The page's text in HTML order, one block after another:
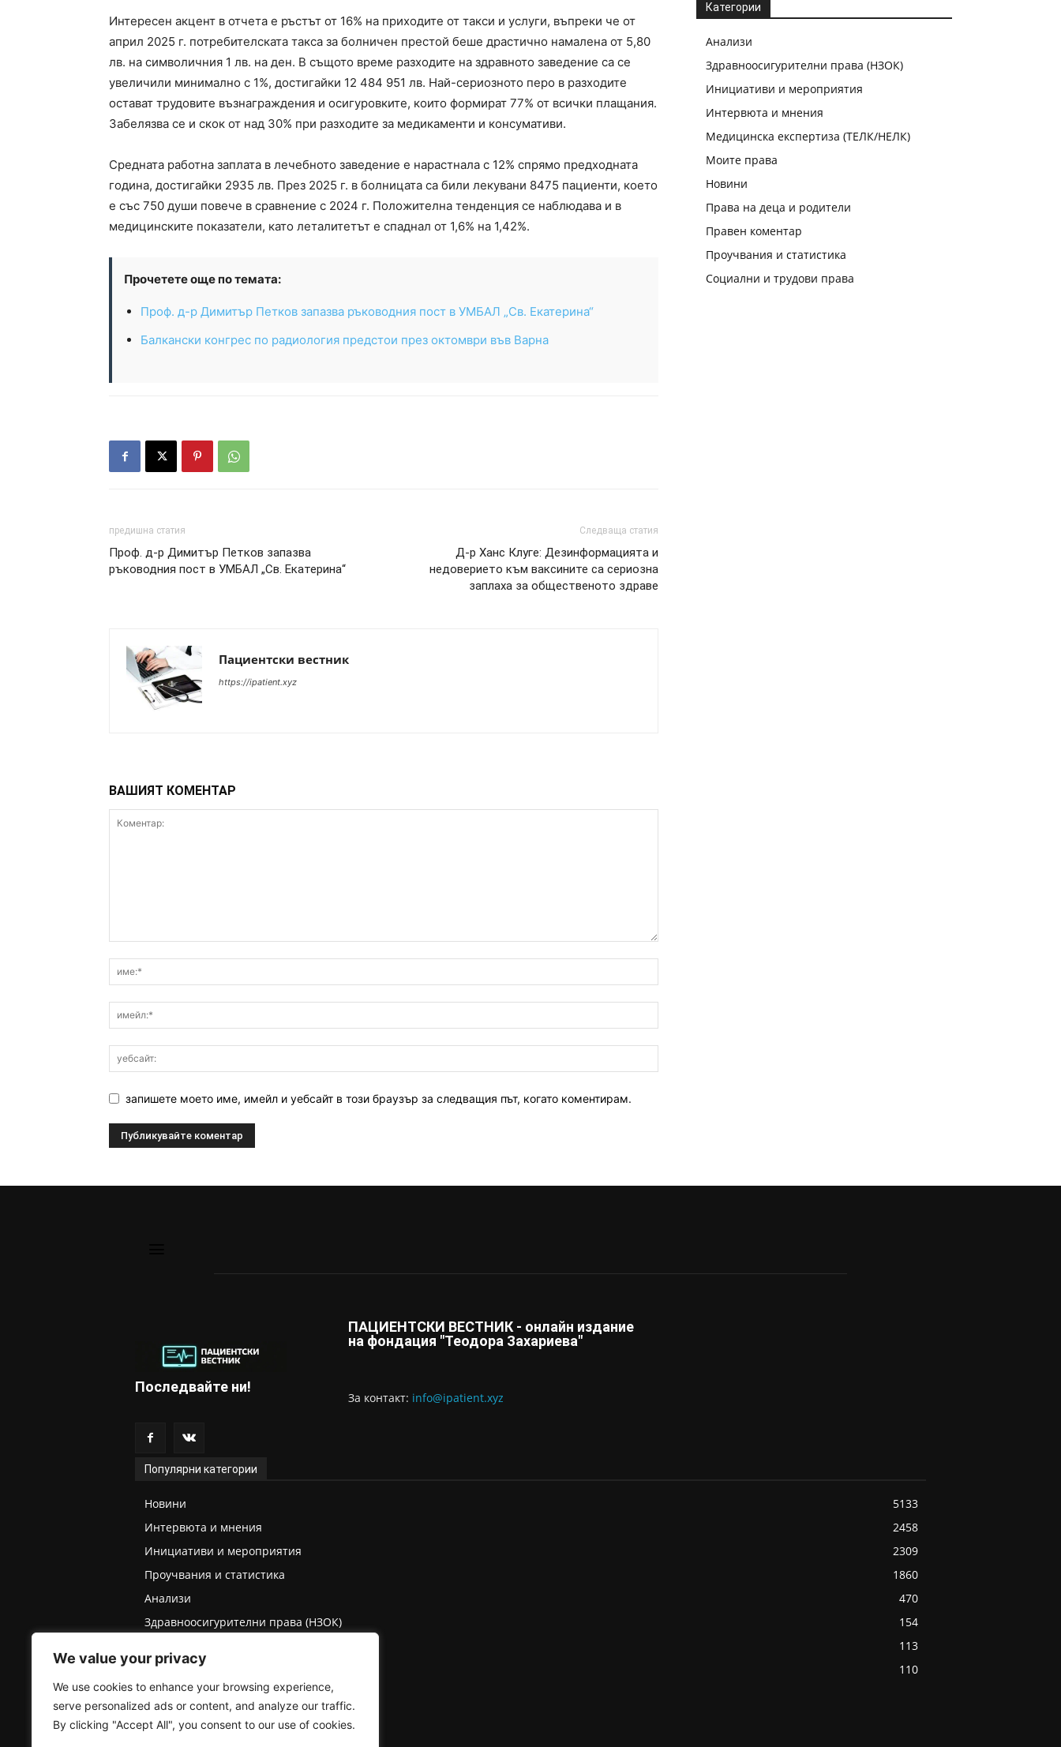
We value your privacy
We use cookies to enhance your browsing experience,
serve personalized ads or content, and analyze our traffic.
By clicking "Accept All", you consent to our use of cookies.
Интересен акцент в отчета е ръстът от 16% на приходите от такси и услуги, въпреки че от
април 2025 г. потребителската такса за болничен престой беше драстично намалена от 5,80
лв. на символичния 1 лв. на ден. В същото време разходите на здравното заведение са се
увеличили минимално с 1%, достигайки 12 484 951 лв. Най-сериозното перо в разходите
остават трудовите възнаграждения и осигуровките, които формират 77% от всички плащания.
Забелязва се и скок от над 30% при разходите за медикаменти и консумативи.
Средната работна заплата в лечебното заведение е нарастнала с 12% спрямо предходната
година, достигайки 2935 лв. През 2025 г. в болницата са били лекувани 8475 пациенти, което
е със 750 души повече в сравнение с 2024 г. Положителна тенденция се наблюдава и в
медицинските показатели, като леталитетът е спаднал от 1,6% на 1,42%.
Прочетете още по темата:
Проф. д-р Димитър Петков запазва ръководния пост в УМБАЛ „Св. Екатерина“
Балкански конгрес по радиология предстои през октомври във Варна
предишна статия
Проф. д-р Димитър Петков запазва
ръководния пост в УМБАЛ „Св. Екатерина“
Следваща статия
Д-р Ханс Клуге: Дезинформацията и
недоверието към ваксините са сериозна
заплаха за общественото здраве
Пациентски вестник
https://ipatient.xyz
ВАШИЯТ КОМЕНТАР
запишете моето име, имейл и уебсайт в този браузър за следващия път, когато коментирам.
Категории
Анализи
Здравноосигурителни права (НЗОК)
Инициативи и мероприятия
Интервюта и мнения
Медицинска експертиза (ТЕЛК/НЕЛК)
Моите права
Новини
Права на деца и родители
Правен коментар
Проучвания и статистика
Социални и трудови права
Последвайте ни!
ПАЦИЕНТСКИ ВЕСТНИК - онлайн издание
на фондация "Теодора Захариева"
За контaкт: info@ipatient.xyz
Популярни категории
Новини
5133
Интервюта и мнения
2458
Инициативи и мероприятия
2309
Проучвания и статистика
1860
Анализи
470
Здравноосигурителни права (НЗОК)
154
113
Медицинска експертиза (ТЕЛК/НЕЛК)
110